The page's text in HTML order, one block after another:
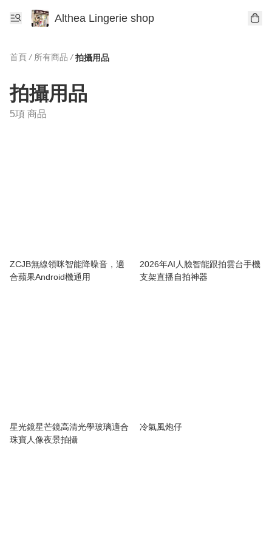
Althea Lingerie shop
首頁 / 所有商品 / 拍攝用品
拍攝用品
5項 商品
ZCJB無線領咪智能降噪音，適
合蘋果Android機通用
2026年AI人臉智能跟拍雲台手機
支架直播自拍神器
星光鏡星芒鏡高清光學玻璃適合
珠寶人像夜景拍攝
冷氣風炮仔